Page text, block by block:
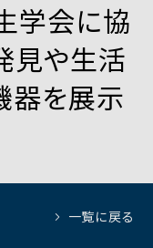
学会に協
見や生活
器を展示
一覧に戻る